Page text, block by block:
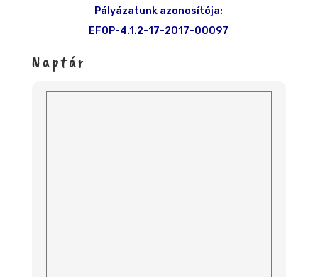
Pályázatunk azonosítója:
EFOP-4.1.2-17-2017-00097
Naptár